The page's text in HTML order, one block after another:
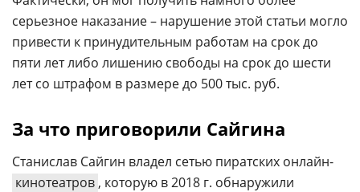
серьезное наказание – нарушение этой статьи могло
привести к принудительным работам на срок до
пяти лет либо лишению свободы на срок до шести
лет со штрафом в размере до 500 тыс. руб.
За что приговорили Сайгина
Станислав Сайгин владел сетью пиратских онлайн-
кинотеатров , которую в 2018 г. обнаружили